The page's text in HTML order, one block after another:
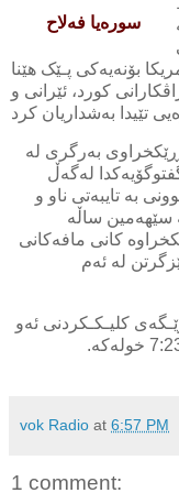
سوره‌یا فه‌لاح
بۆنه‌یه‌کی پـێک هێنا
کورد، ئێرانی و
به‌رگری له‌
له‌گه‌ڵ
به‌ تایبه‌تی ناو و
1980 زاینی ئه‌مه‌ سێهه‌مین ساڵه
کانی مافه‌کانی
له‌ ئه‌م
كلیـكـكردنی ئه‌و
vok Radio at 6:57 PM
1 comment: